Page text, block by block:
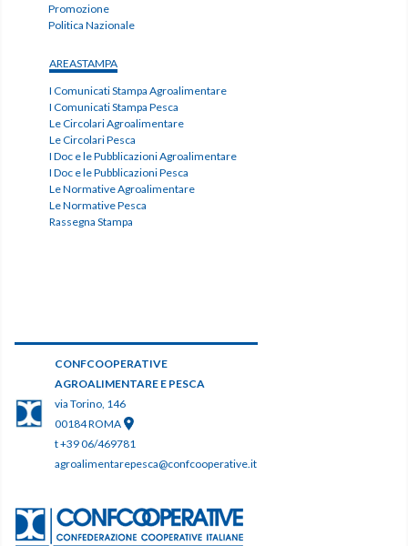
CONFCOOPERATIVE
AGROALIMENTARE E PESCA
via Torino, 146
00184 ROMA
t +39 06/469781
agroalimentarepesca@confcooperative.it
Promozione
Politica Nazionale
AREASTAMPA
I Comunicati Stampa Agroalimentare
I Comunicati Stampa Pesca
Le Circolari Agroalimentare
Le Circolari Pesca
I Doc e le Pubblicazioni Agroalimentare
I Doc e le Pubblicazioni Pesca
Le Normative Agroalimentare
Le Normative Pesca
Rassegna Stampa